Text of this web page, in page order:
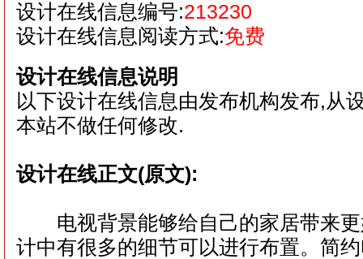
设计在线信息编号:213230
设计在线信息阅读方式:免费
设计在线信息说明
以下设计在线信息由发布机构发布,从
本站不做任何修改.
设计在线正文(原文):
电视背景能够给自己的家居带来更
计中有很多的细节可以进行布置。简